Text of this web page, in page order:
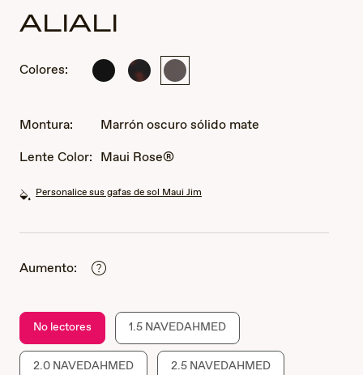
ALIALI
Colores:
Negro HabanaMarrón
mate
Montura:
Marrón oscuro sólido mate
Lente Color: Maui Rose®
Personalice sus gafas de sol Maui Jim
Aumento:
No lectores 1.5 NAVEDAHMED
2.0 NAVEDAHMED 2.5 NAVEDAHMED